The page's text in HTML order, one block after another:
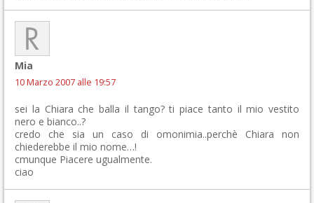
Mia
10 Marzo 2007 alle 19:57
sei la Chiara che balla il tango? ti piace tanto il mio vestito
nero e bianco..?
credo che sia un caso di omonimia..perchè Chiara non
chiederebbe il mio nome…!
cmunque Piacere ugualmente.
ciao